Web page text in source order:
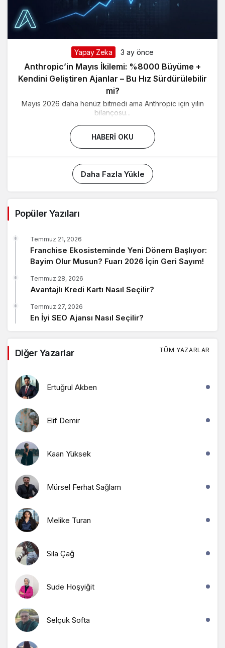
Yapay Zeka 3 ay önce
Anthropic’in Mayıs İkilemi: %8000 Büyüme +
Kendini Geliştiren Ajanlar – Bu Hız Sürdürülebilir
mi?
Mayıs 2026 daha henüz bitmedi ama Anthropic için yılın
bilançosu...
HABERI OKU
Daha Fazla Yükle
Popüler Yazıları
Franchise Ekosisteminde Yeni Dönem Başlıyor:
Bayim Olur Musun? Fuarı 2026 İçin Geri Sayım!
Temmuz 21, 2026
Avantajlı Kredi Kartı Nasıl Seçilir?
Temmuz 28, 2026
En İyi SEO Ajansı Nasıl Seçilir?
Temmuz 27, 2026
Diğer Yazarlar TÜM YAZARLAR
Ertuğrul Akben
Elif Demir
Kaan Yüksek
Mürsel Ferhat Sağlam
Melike Turan
Sıla Çağ
Sude Hoşyiğit
Selçuk Softa